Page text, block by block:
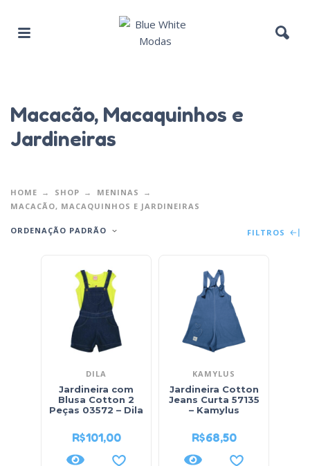
Macacão, Macaquinhos e
Jardineiras
HOME SHOP
MENINAS
MACACÃO, MACAQUINHOS E JARDINEIRAS
ORDENAÇÃO PADRÃO FILTROS
DILA
Jardineira com
Blusa Cotton 2
Peças 03572 – Dila
R$101,00
KAMYLUS
Jardineira Cotton
Jeans Curta 57135
– Kamylus
R$68,50